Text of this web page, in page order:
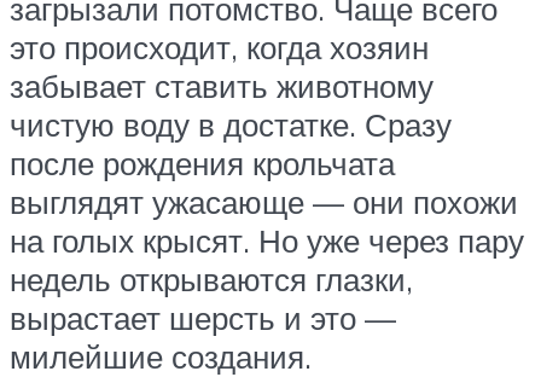
загрызали потомство. Чаще всего
это происходит, когда хозяин
забывает ставить животному
чистую воду в достатке. Сразу
после рождения крольчата
выглядят ужасающе — они похожи
на голых крысят. Но уже через пару
недель открываются глазки,
вырастает шерсть и это —
милейшие создания.